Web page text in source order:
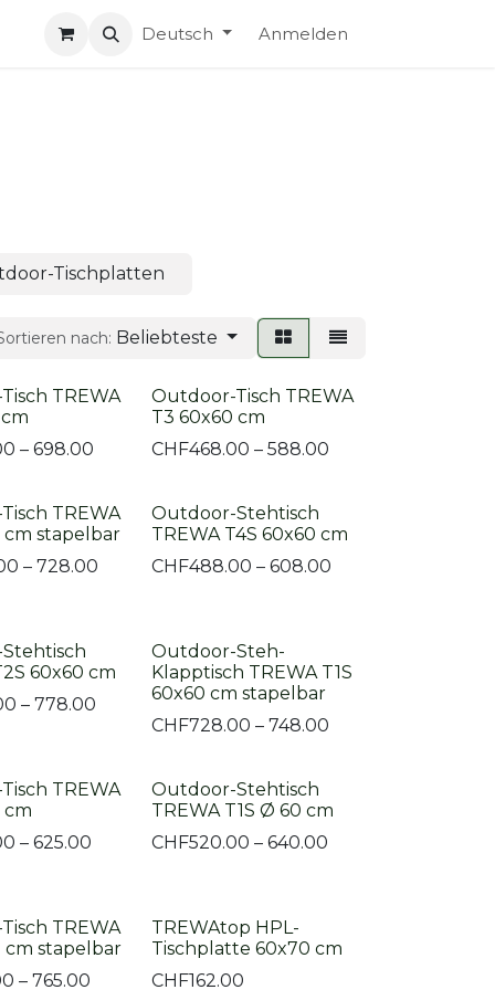
Deutsch Anmelden
Tischplatten
nach: Beliebteste
TREWA
– 698.00
Outdoor-Tisch TREWA
T3 60x60 cm
CHF468.00 – 588.00
TREWA
cm stapelbar
– 728.00
Outdoor-Stehtisch
TREWA T4S 60x60 cm
CHF488.00 – 608.00
60x60 cm
– 778.00
Outdoor-Steh-
Klapptisch TREWA T1S
60x60 cm stapelbar
CHF728.00 – 748.00
TREWA
cm
– 625.00
Outdoor-Stehtisch
TREWA T1S Ø 60 cm
CHF520.00 – 640.00
TREWA
cm stapelbar
– 765.00
TREWAtop HPL-
Tischplatte 60x70 cm
CHF162.00